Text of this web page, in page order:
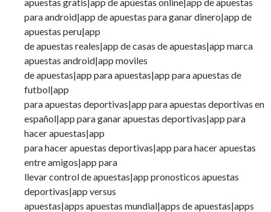
para android|app de apuestas para ganar dinero|app de
apuestas peru|app
de apuestas reales|app de casas de apuestas|app marca
apuestas android|app moviles
de apuestas|app para apuestas|app para apuestas de
futbol|app
para apuestas deportivas|app para apuestas deportivas en
español|app para ganar apuestas deportivas|app para
hacer apuestas|app
para hacer apuestas deportivas|app para hacer apuestas
entre amigos|app para
llevar control de apuestas|app pronosticos apuestas
deportivas|app versus
apuestas|apps apuestas mundial|apps de apuestas|apps